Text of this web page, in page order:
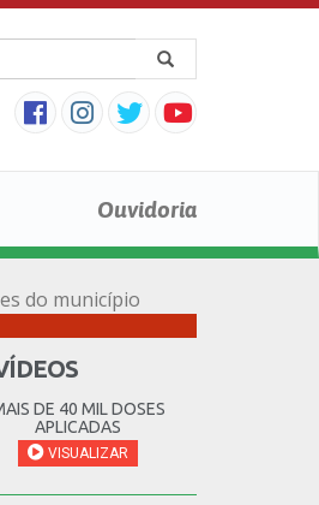
Ouvidoria
do município
DE 40 MIL DOSES
APLICADAS
VISUALIZAR